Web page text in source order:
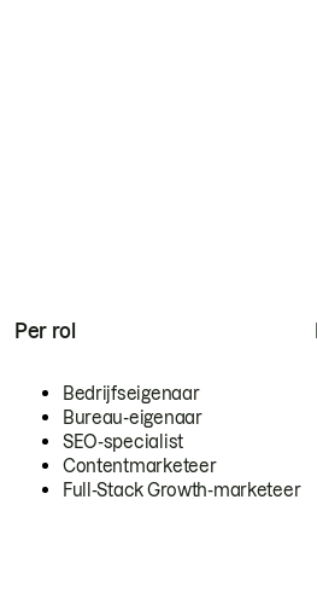
Per rol
Bedrijfseigenaar
Bureau-eigenaar
SEO-specialist
Contentmarketeer
Full-Stack Growth-marketeer